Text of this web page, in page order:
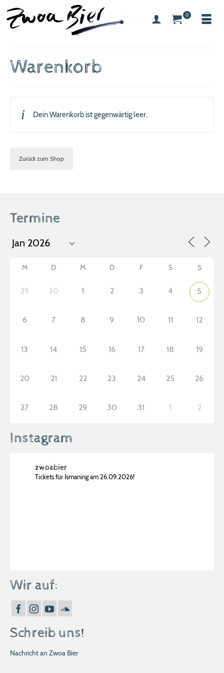
0
Warenkorb
Dein Warenkorb ist gegenwärtig leer.
Zurück zum Shop
Termine
M D M D F S S
29 30 1 2 3 4 5
6 7 8 9 10 11 12
13 14 15 16 17 18 19
20 21 22 23 24 25 26
27 28 29 30 31 1 2
Instagram
zwoabier
Tickets für Ismaning am 26.09.2026!
Wir auf:
Schreib uns!
Nachricht an Zwoa Bier